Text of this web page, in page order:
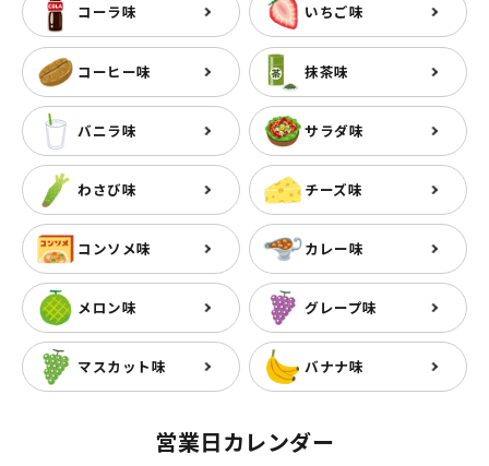
コーラ味 いちご味
コーヒー味 抹茶味
バニラ味 サラダ味
わさび味 チーズ味
コンソメ味 カレー味
メロン味 グレープ味
マスカット味 バナナ味
営業日カレンダー